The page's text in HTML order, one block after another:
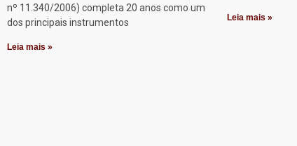
nº 11.340/2006) completa 20 anos como um
dos principais instrumentos
Leia mais »
Leia mais »